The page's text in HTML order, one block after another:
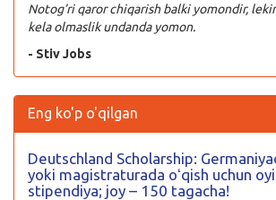
Notog’ri qaror chiqarish balki yomondir,
kela olmaslik undanda yomon.
- Stiv Jobs
Eng ko'p o'qilgan
Deutschland Scholarship:
yoki magistraturada oʻqish uchun
stipendiya; joy – 150 tagacha!